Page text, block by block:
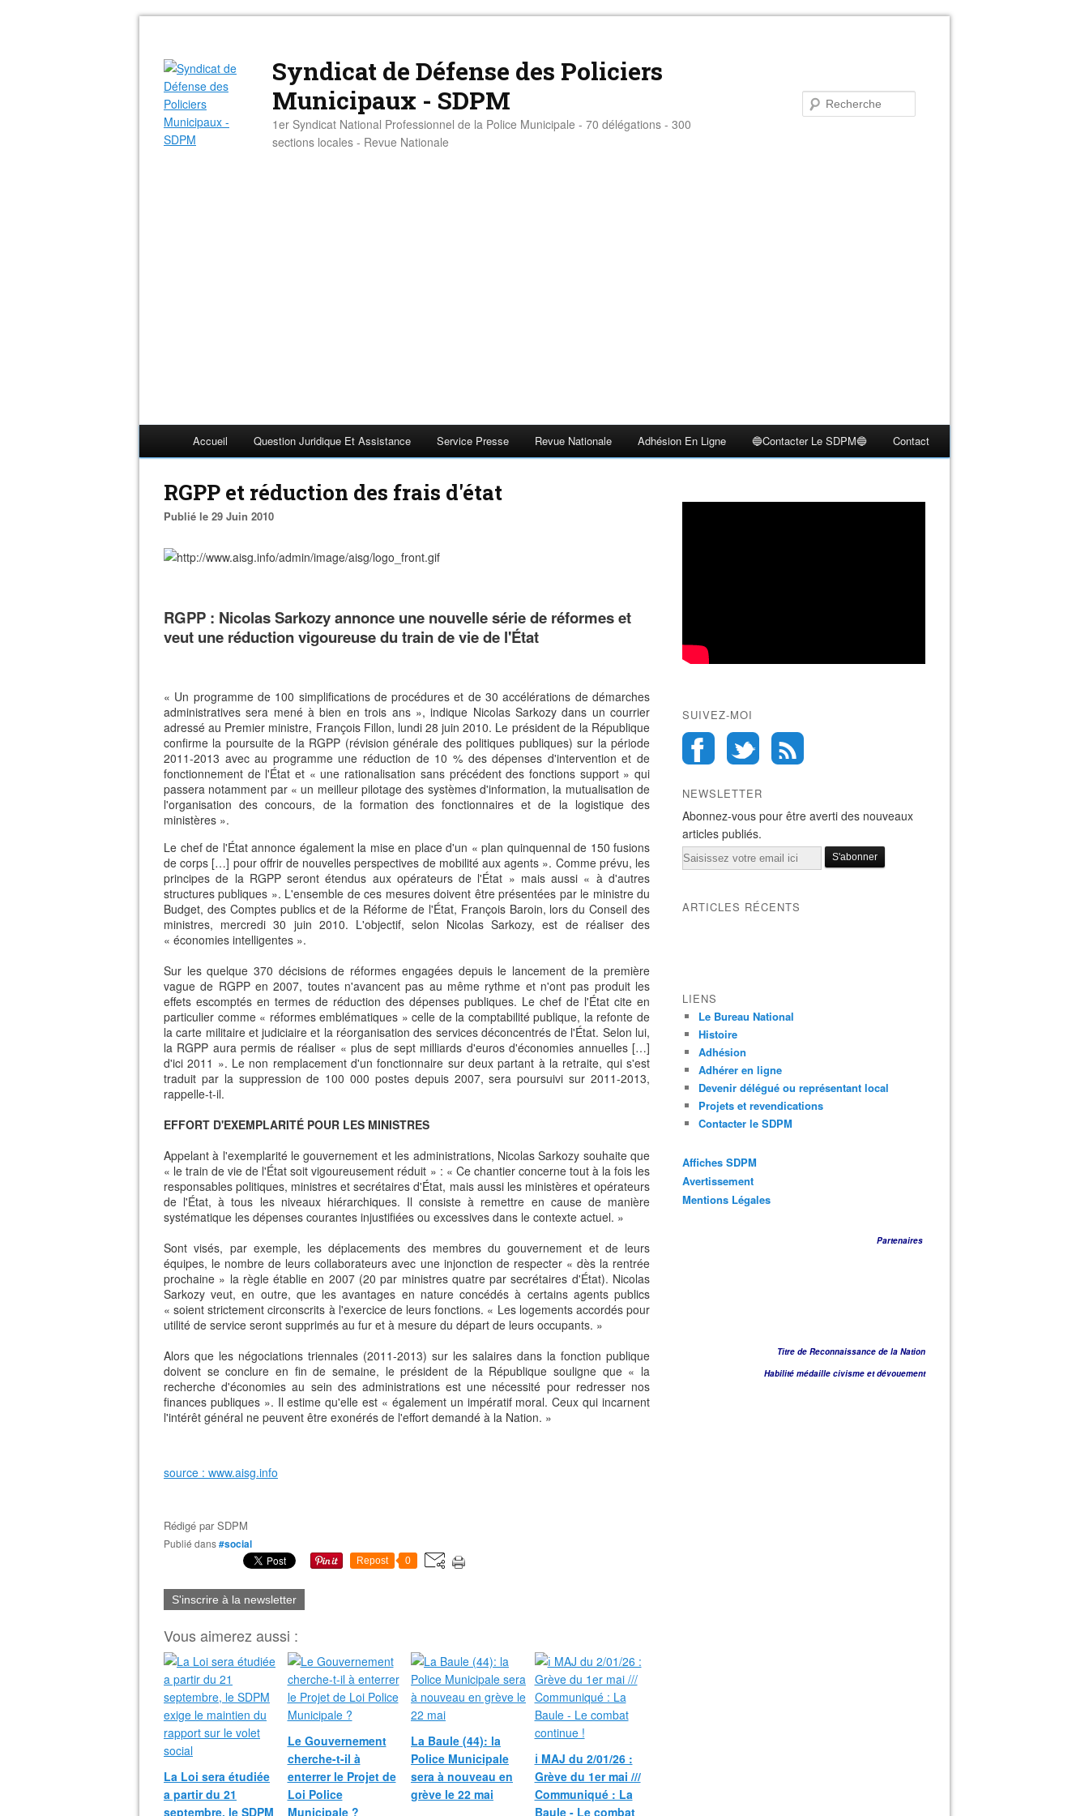
Syndicat de Défense des Policiers
Municipaux - SDPM
1er Syndicat National Professionnel de la Police Municipale - 70 délégations - 300
sections locales - Revue Nationale
Accueil Question Juridique Et Assistance Service Presse Revue Nationale Adhésion En Ligne 🔵Contacter Le SDPM🔵 Contact
RGPP et réduction des frais d'état
Publié le 29 Juin 2010
RGPP : Nicolas Sarkozy annonce une nouvelle série de réformes et
veut une réduction vigoureuse du train de vie de l'État
« Un programme de 100 simplifications de procédures et de 30 accélérations de démarches
administratives sera mené à bien en trois ans », indique Nicolas Sarkozy dans un courrier
adressé au Premier ministre, François Fillon, lundi 28 juin 2010. Le président de la République
confirme la poursuite de la RGPP (révision générale des politiques publiques) sur la période
2011-2013 avec au programme une réduction de 10 % des dépenses d'intervention et de
fonctionnement de l'État et « une rationalisation sans précédent des fonctions support » qui
passera notamment par « un meilleur pilotage des systèmes d'information, la mutualisation de
l'organisation des concours, de la formation des fonctionnaires et de la logistique des
ministères ».
Le chef de l'État annonce également la mise en place d'un « plan quinquennal de 150 fusions
de corps […] pour offrir de nouvelles perspectives de mobilité aux agents ». Comme prévu, les
principes de la RGPP seront étendus aux opérateurs de l'État » mais aussi « à d'autres
structures publiques ». L'ensemble de ces mesures doivent être présentées par le ministre du
Budget, des Comptes publics et de la Réforme de l'État, François Baroin, lors du Conseil des
ministres, mercredi 30 juin 2010. L'objectif, selon Nicolas Sarkozy, est de réaliser des
« économies intelligentes ».
Sur les quelque 370 décisions de réformes engagées depuis le lancement de la première
vague de RGPP en 2007, toutes n'avancent pas au même rythme et n'ont pas produit les
effets escomptés en termes de réduction des dépenses publiques. Le chef de l'État cite en
particulier comme « réformes emblématiques » celle de la comptabilité publique, la refonte de
la carte militaire et judiciaire et la réorganisation des services déconcentrés de l'État. Selon lui,
la RGPP aura permis de réaliser « plus de sept milliards d'euros d'économies annuelles […]
d'ici 2011 ». Le non remplacement d'un fonctionnaire sur deux partant à la retraite, qui s'est
traduit par la suppression de 100 000 postes depuis 2007, sera poursuivi sur 2011-2013,
rappelle-t-il.
EFFORT D'EXEMPLARITÉ POUR LES MINISTRES
Appelant à l'exemplarité le gouvernement et les administrations, Nicolas Sarkozy souhaite que
« le train de vie de l'État soit vigoureusement réduit » : « Ce chantier concerne tout à la fois les
responsables politiques, ministres et secrétaires d'État, mais aussi les ministères et opérateurs
de l'État, à tous les niveaux hiérarchiques. Il consiste à remettre en cause de manière
systématique les dépenses courantes injustifiées ou excessives dans le contexte actuel. »
Sont visés, par exemple, les déplacements des membres du gouvernement et de leurs
équipes, le nombre de leurs collaborateurs avec une injonction de respecter « dès la rentrée
prochaine » la règle établie en 2007 (20 par ministres quatre par secrétaires d'État). Nicolas
Sarkozy veut, en outre, que les avantages en nature concédés à certains agents publics
« soient strictement circonscrits à l'exercice de leurs fonctions. « Les logements accordés pour
utilité de service seront supprimés au fur et à mesure du départ de leurs occupants. »
Alors que les négociations triennales (2011-2013) sur les salaires dans la fonction publique
doivent se conclure en fin de semaine, le président de la République souligne que « la
recherche d'économies au sein des administrations est une nécessité pour redresser nos
finances publiques ». Il estime qu'elle est « également un impératif moral. Ceux qui incarnent
l'intérêt général ne peuvent être exonérés de l'effort demandé à la Nation. »
source : www.aisg.info
Rédigé parSDPM
Publié dans#social
Repost 0
S'inscrire à la newsletter
Vous aimerez aussi :
La Loi sera étudiée
a partir du 21
septembre, le SDPM
Le Gouvernement
cherche-t-il à
enterrer le Projet de
Loi Police
Municipale ?
La Baule (44): la
Police Municipale
sera à nouveau en
grève le 22 mai
ℹ️ MAJ du 2/01/26 :
Grève du 1er mai ///
Communiqué : La
Baule - Le combat
SUIVEZ-MOI
NEWSLETTER
Abonnez-vous pour être averti des nouveaux
articles publiés.
Email
ARTICLES RÉCENTS
LIENS
Le Bureau National
Histoire
Adhésion
Adhérer en ligne
Devenir délégué ou représentant local
Projets et revendications
Contacter le SDPM
Affiches SDPM
Avertissement
Mentions Légales
Partenaires
Titre de Reconnaissance de la Nation
Habilité médaille civisme et dévouement